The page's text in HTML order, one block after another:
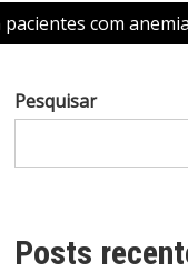
com
Pesquisar
Posts